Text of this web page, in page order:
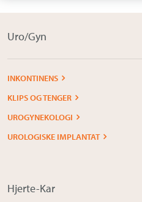
Uro/Gyn
INKONTINENS
KLIPS OG TENGER
UROGYNEKOLOGI
UROLOGISKE IMPLANTAT
Hjerte-Kar